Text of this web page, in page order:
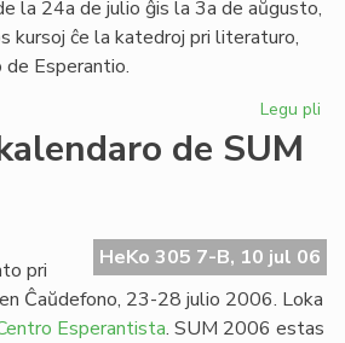
la 24a de julio ĝis la 3a de aŭgusto,
kursoj ĉe la katedroj pri literaturo,
Esperantio.
Legu pli
de SUM
HeKo 305 7-B, 10 jul 06
pri
Ĉaŭdefono, 23-28 julio 2006. Loka
Esperantista. SUM 2006 estas